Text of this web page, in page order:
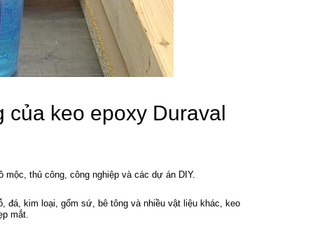
của keo epoxy Duraval
thủ công, công nghiệp và các dự án DIY.
đá, kim loại, gốm sứ, bê tông và nhiều vật liệu khác, keo
mắt.